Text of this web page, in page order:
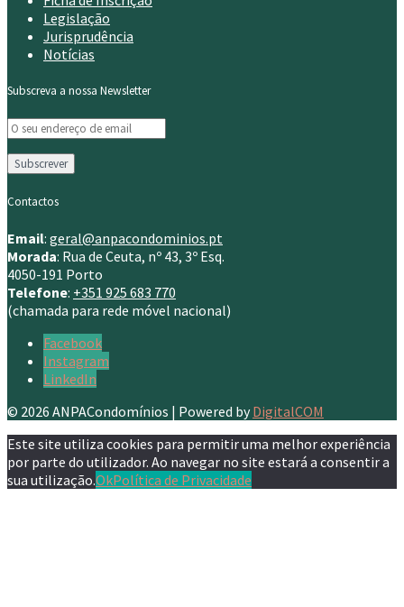
Legislação
Jurisprudência
Notícias
Subscreva a nossa Newsletter
Contactos
Email: geral@anpacondominios.pt
Morada: Rua de Ceuta, nº 43, 3º Esq.
4050-191 Porto
Telefone: +351 925 683 770
(chamada para rede móvel nacional)
Facebook
Instagram
LinkedIn
© 2026 ANPACondomínios | Powered byDigitalCOM
Este site utiliza cookies para permitir uma melhor experiência
por parte do utilizador. Ao navegar no site estará a consentir a
sua utilização.OkPolítica de Privacidade